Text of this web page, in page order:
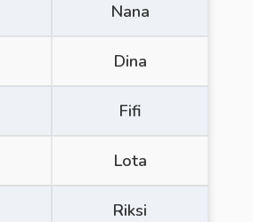
Nana
Dina
Fifi
Lota
Riksi